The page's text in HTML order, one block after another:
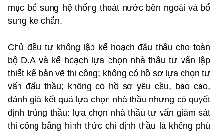
mục bổ sung hệ thống thoát nước bên ngoài và bổ
sung kè chắn.
Chủ đầu tư không lập kế hoạch đấu thầu cho toàn
bộ D.A và kế hoạch lựa chọn nhà thầu tư vấn lập
thiết kế bản vẽ thi công; không có hồ sơ lựa chọn tư
vấn đấu thầu; không có hồ sơ yêu cầu, báo cáo,
đánh giá kết quả lựa chọn nhà thầu nhưng có quyết
định trúng thầu; lựa chọn nhà thầu tư vấn giám sát
thi công bằng hình thức chỉ định thầu là không phù